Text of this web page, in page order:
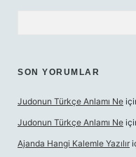
SON YORUMLAR
Judonun Türkçe Anlamı Ne
Judonun Türkçe Anlamı Ne
Ajanda Hangi Kalemle Yazılır